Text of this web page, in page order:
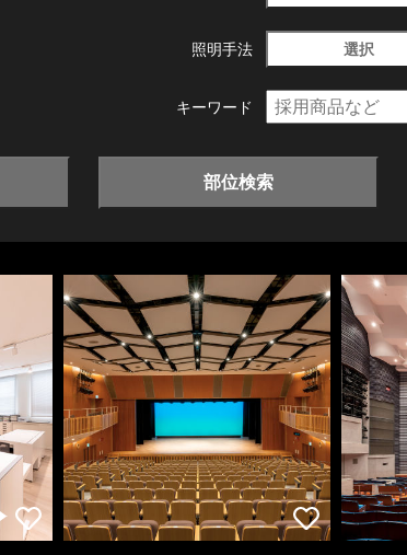
照明手法 選択
キーワード
部位検索